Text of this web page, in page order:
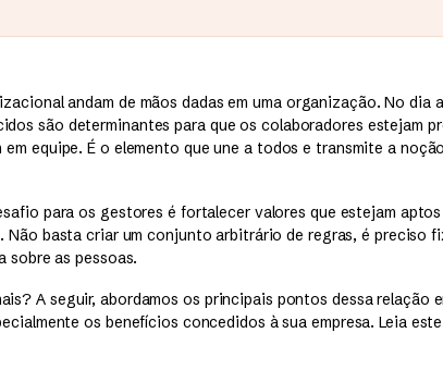
andam de mãos dadas em uma organização. No dia
são determinantes para que os colaboradores estejam
em equipe. É o elemento que une a todos e transmite a
para os gestores é fortalecer valores que estejam
Não basta criar um conjunto arbitrário de regras, é preciso
sobre as pessoas.
A seguir, abordamos os principais pontos dessa relação
os benefícios concedidos à sua empresa. Leia